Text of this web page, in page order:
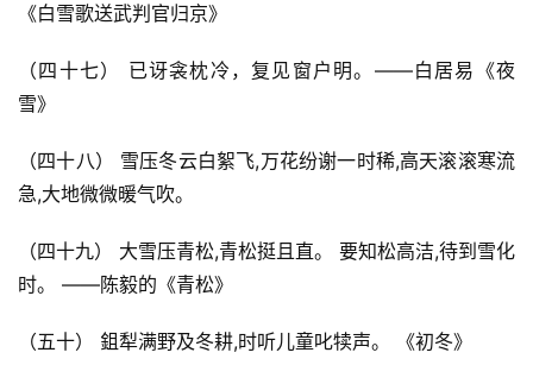
《白雪歌送武判官归京》
（四十七） 已讶衾枕冷，复见窗户明。——白居易《夜
雪》
（四十八） 雪压冬云白絮飞,万花纷谢一时稀,高天滚滚寒流
急,大地微微暖气吹。
（四十九） 大雪压青松,青松挺且直。 要知松高洁,待到雪化
时。 ——陈毅的《青松》
（五十） 鉏犁满野及冬耕,时听儿童叱犊声。 《初冬》